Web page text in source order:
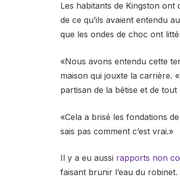
Les habitants de Kingston ont
de ce qu’ils avaient entendu
que les ondes de choc ont
«Nous avons entendu cette
maison qui jouxte la carrière.
partisan de la bêtise et de tout
«Cela a brisé les fondations
sais pas comment c’est vrai.»
Il y a eu aussi rapports non
faisant brunir l’eau du robinet.